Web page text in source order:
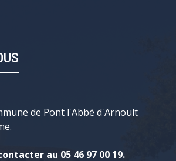
de Pont l'Abbé d'Arnoult
au 05 46 97 00 19.